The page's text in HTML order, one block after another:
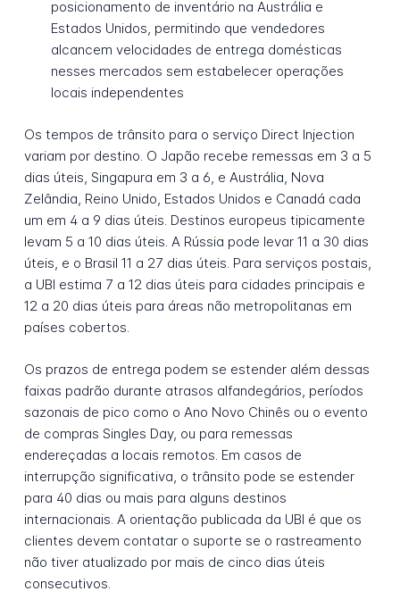
posicionamento de inventário na Austrália e
Estados Unidos, permitindo que vendedores
alcancem velocidades de entrega domésticas
nesses mercados sem estabelecer operações
locais independentes
Os tempos de trânsito para o serviço Direct Injection
variam por destino. O Japão recebe remessas em 3 a 5
dias úteis, Singapura em 3 a 6, e Austrália, Nova
Zelândia, Reino Unido, Estados Unidos e Canadá cada
um em 4 a 9 dias úteis. Destinos europeus tipicamente
levam 5 a 10 dias úteis. A Rússia pode levar 11 a 30 dias
úteis, e o Brasil 11 a 27 dias úteis. Para serviços postais,
a UBI estima 7 a 12 dias úteis para cidades principais e
12 a 20 dias úteis para áreas não metropolitanas em
países cobertos.
Os prazos de entrega podem se estender além dessas
faixas padrão durante atrasos alfandegários, períodos
sazonais de pico como o Ano Novo Chinês ou o evento
de compras Singles Day, ou para remessas
endereçadas a locais remotos. Em casos de
interrupção significativa, o trânsito pode se estender
para 40 dias ou mais para alguns destinos
internacionais. A orientação publicada da UBI é que os
clientes devem contatar o suporte se o rastreamento
não tiver atualizado por mais de cinco dias úteis
consecutivos.